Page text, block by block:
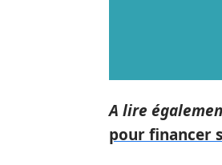
A lire
pour financer